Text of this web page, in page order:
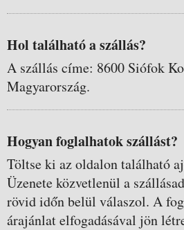
Hol található a szállás?
A szállás címe: 8600 Siófok
Magyarország.
Hogyan foglalhatok szállást?
Töltse ki az oldalon található
Üzenete közvetlenül a
rövid időn belül válaszol. A
árajánlat elfogadásával jön